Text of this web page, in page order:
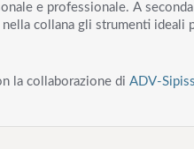
e professionale. A
collana gli strumenti
la collaborazione di ADV-Sipiss